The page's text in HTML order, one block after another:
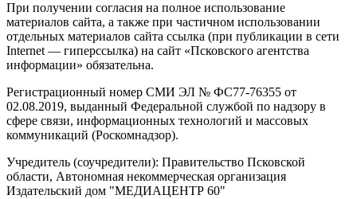
При получении согласия на полное использование
материалов сайта, а также при частичном использовании
отдельных материалов сайта ссылка (при публикации в сети
Internet — гиперссылка) на сайт «Псковского агентства
информации» обязательна.
Регистрационный номер СМИ ЭЛ № ФС77-76355 от
02.08.2019, выданный Федеральной службой по надзору в
сфере связи, информационных технологий и массовых
коммуникаций (Роскомнадзор).
Учредитель (соучредители): Правительство Псковской
области, Автономная некоммерческая организация
Издательский дом "МЕДИАЦЕНТР 60"